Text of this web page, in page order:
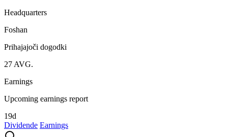
Headquarters
Foshan
Prihajajoči dogodki
27 AVG.
Earnings
Upcoming earnings report
19d
Dividende Earnings